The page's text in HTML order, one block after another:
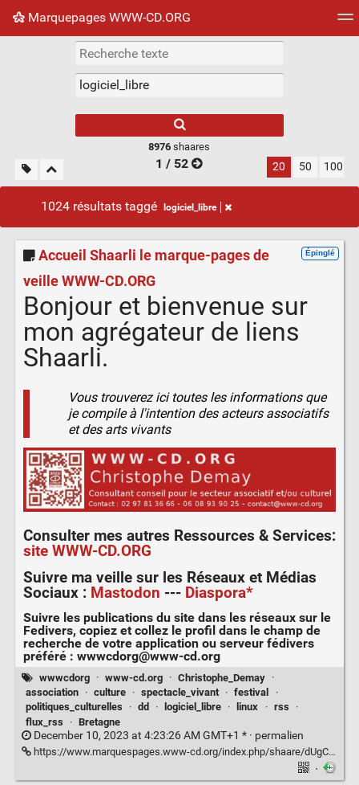
Marquepages WWW-CD.ORG
Nuage de tags Mur d'images
8976 shaares
1 / 52 20 50 100
1024 résultats taggé logiciel_libre
Épinglé
Accueil Shaarli le marque-pages de
veille WWW-CD.ORG
Bonjour et bienvenue sur
mon agrégateur de liens
Shaarli.
Vous trouverez ici toutes les informations que
je compile à l'intention des acteurs associatifs
et des arts vivants
Consulter mes autres Ressources & Services:
site WWW-CD.ORG
Suivre ma veille sur les Réseaux et Médias
Sociaux: Mastodon --- Diaspora*
Suivre les publications du site dans les réseaux sur le
Fedivers, copiez et collez le profil dans le champ de
recherche de votre application ou serveur fédivers
préféré : wwwcdorg@www-cd.org
wwwcdorg · www-cd.org · Christophe_Demay ·
association
· culture · spectacle_vivant · festival
·
politiques_culturelles
· dd · logiciel_libre · linux · rss
·
flux_rss
· Bretagne
December 10, 2023 at 4:23:26 AM GMT+1 * · permalien
https://www.marquespages.www-cd.org/index.php/shaare/dUgCxQ
·